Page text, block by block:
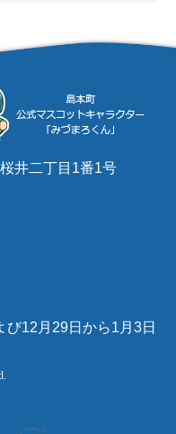
井二丁目1番1号
12月29日から1月3日